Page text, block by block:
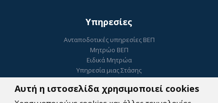
Αυτή η ιστοσελίδα χρησιμοποιεί cookies
Υπηρεσίες
Ανταποδοτικές υπηρεσίες ΒΕΠ
Μητρώο ΒΕΠ
Ειδικά Μητρώα
Υπηρεσία μιας Στάσης
Ηλεκτρονικό Επιμελητήριο
ΓΕΜΗ
Ψηφιακή Υπογραφή